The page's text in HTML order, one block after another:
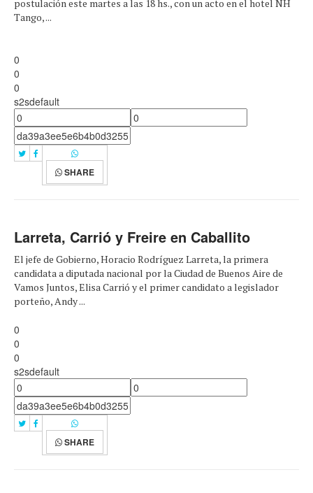
postulación este martes a las 18 hs., con un acto en el hotel NH
Tango, ...
0
0
0
s2sdefault
SHARE
Larreta, Carrió y Freire en Caballito
El jefe de Gobierno, Horacio Rodríguez Larreta, la primera
candidata a diputada nacional por la Ciudad de Buenos Aire de
Vamos Juntos, Elisa Carrió y el primer candidato a legislador
porteño, Andy ...
0
0
0
s2sdefault
SHARE